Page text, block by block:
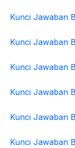
Kunci Jawaban
Kunci Jawaban
Kunci Jawaban
Kunci Jawaban
Kunci Jawaban
Kunci Jawaban